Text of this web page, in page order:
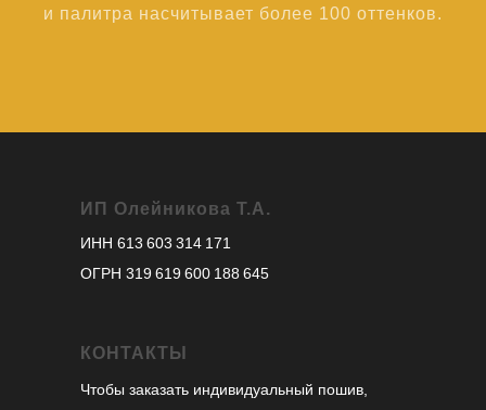
и палитра насчитывает более 100 оттенков.
ИП Олейникова Т.А.
ИНН 613 603 314 171
ОГРН 319 619 600 188 645
КОНТАКТЫ
Чтобы заказать индивидуальный пошив,